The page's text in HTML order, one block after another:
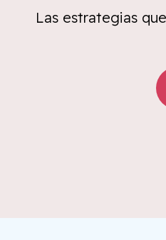
Las estrategias